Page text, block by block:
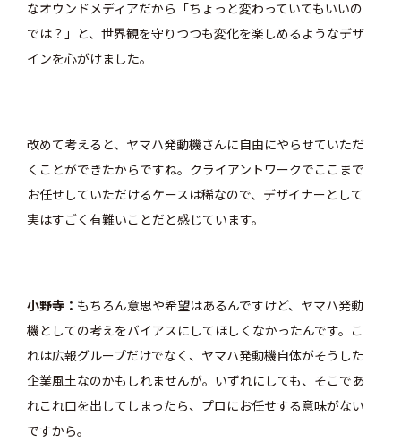
なオウンドメディアだから「ちょっと変わっていてもいいの
では？」と、世界観を守りつつも変化を楽しめるようなデザ
インを心がけました。
改めて考えると、ヤマハ発動機さんに自由にやらせていただ
くことができたからですね。クライアントワークでここまで
お任せしていただけるケースは稀なので、デザイナーとして
実はすごく有難いことだと感じています。
小野寺
もちろん意思や希望はあるんですけど、ヤマハ発動
機としての考えをバイアスにしてほしくなかったんです。こ
れは広報グループだけでなく、ヤマハ発動機自体がそうした
企業風土なのかもしれませんが。いずれにしても、そこであ
れこれ口を出してしまったら、プロにお任せする意味がない
ですから。